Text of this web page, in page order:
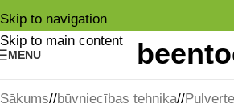
Skip to navigation
Skip to main content
MENU
Sākums/ būvniecības tehnika/